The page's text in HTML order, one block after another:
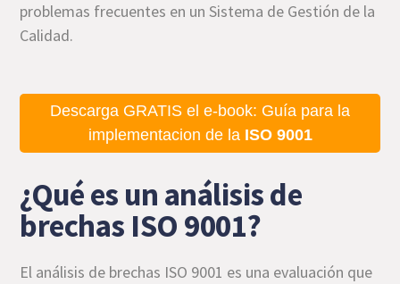
problemas frecuentes en un Sistema de Gestión de la
Calidad.
Descarga GRATIS el e-book: Guía para la
implementacion de la ISO 9001
¿Qué es un análisis de
brechas ISO 9001?
El análisis de brechas ISO 9001 es una evaluación que